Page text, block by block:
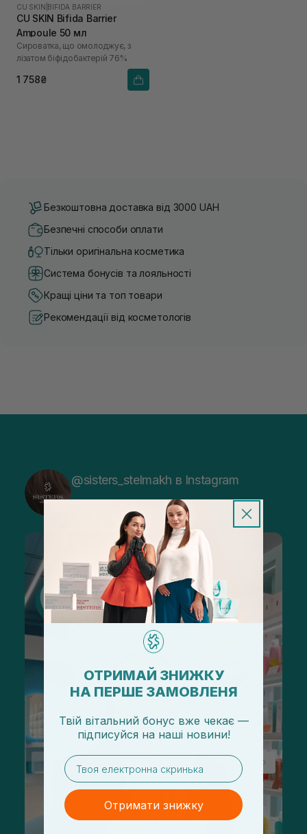
CU SKIN BIFIDA BARRIER
CU SKIN Bifida Barrier
Ampoule 50 мл
Сироватка, що омолоджує, з
лізатом біфідобактерій 76%
1 758₴
Безкоштовна доставка від 3000 UAH
Безпечні способи оплати
Тільки оригінальна косметика
Система бонусів та лояльності
Кращі ціни та топ товари
Рекомендації від косметологів
@sisters_stelmakh в Instagram
ОТРИМАЙ ЗНИЖКУ
НА ПЕРШЕ ЗАМОВЛЕНЯ
Твій вітальний бонус вже чекає —
підписуйся на наші новини!
email
Отримати знижку